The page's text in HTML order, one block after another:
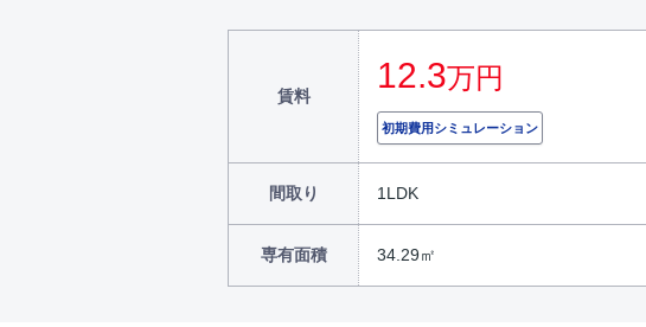
賃料
12.3万円
初期費用シミュレーション
間取り 1LDK
専有面積 34.29㎡